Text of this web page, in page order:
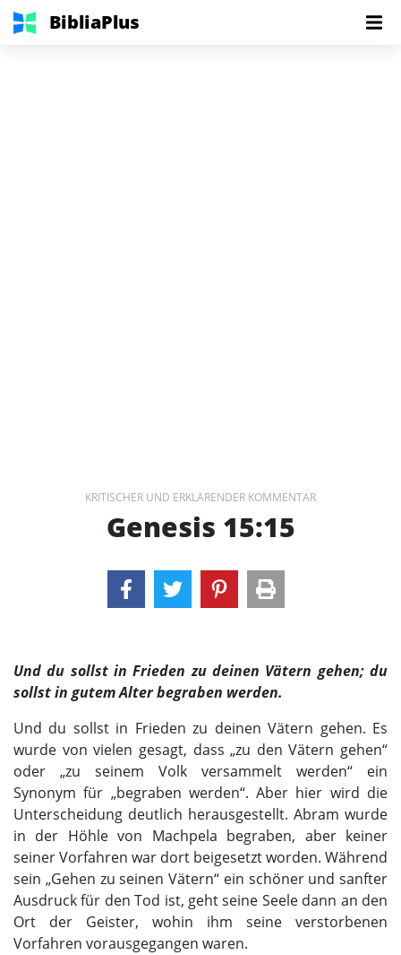
BibliaPlus
KRITISCHER UND ERKLÄRENDER KOMMENTAR
Genesis 15:15
Und du sollst in Frieden zu deinen Vätern gehen; du
sollst in gutem Alter begraben werden.
Und du sollst in Frieden zu deinen Vätern gehen. Es
wurde von vielen gesagt, dass „zu den Vätern gehen“
oder „zu seinem Volk versammelt werden“ ein
Synonym für „begraben werden“. Aber hier wird die
Unterscheidung deutlich herausgestellt. Abram wurde
in der Höhle von Machpela begraben, aber keiner
seiner Vorfahren war dort beigesetzt worden. Während
sein „Gehen zu seinen Vätern“ ein schöner und sanfter
Ausdruck für den Tod ist, geht seine Seele dann an den
Ort der Geister, wohin ihm seine verstorbenen
Vorfahren vorausgegangen waren.